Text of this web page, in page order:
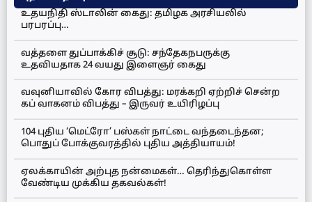
உதயநிதி ஸ்டாலின் கைது: தமிழக அரசியலில்
பரபரப்பு…
வத்தளை துப்பாக்கிச் சூடு: சந்தேகநபருக்கு
உதவியதாக 24 வயது இளைஞர் கைது
வவுனியாவில் கோர விபத்து: மரக்கறி ஏற்றிச் சென்ற
கப் வாகனம் விபத்து – இருவர் உயிரிழப்பு
104 புதிய ‘மெட்ரோ’ பஸ்கள் நாட்டை வந்தடைந்தன;
பொதுப் போக்குவரத்தில் புதிய அத்தியாயம்!
ஏலக்காயின் அற்புத நன்மைகள்… தெரிந்துகொள்ள
வேண்டிய முக்கிய தகவல்கள்!